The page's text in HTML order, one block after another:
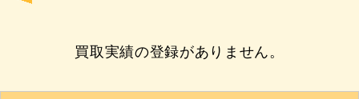
買取実績の登録がありません。